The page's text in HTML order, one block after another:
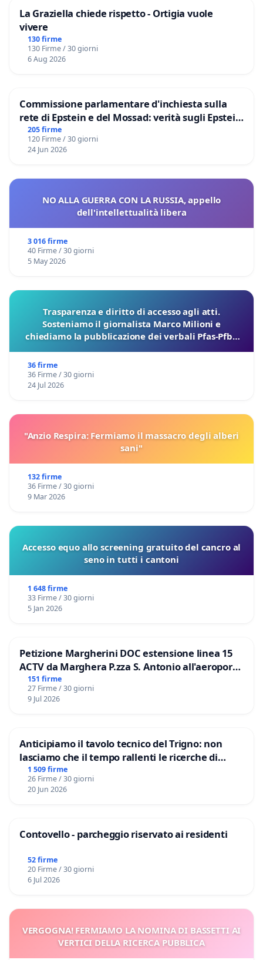
La Graziella chiede rispetto - Ortigia vuole
vivere
130 firme
130 Firme / 30 giorni
6 Aug 2026
Commissione parlamentare d'inchiesta sulla
rete di Epstein e del Mossad: verità sugli Epstein
Files
205 firme
120 Firme / 30 giorni
24 Jun 2026
NO ALLA GUERRA CON LA RUSSIA, appello
dell'intellettualità libera
3 016 firme
40 Firme / 30 giorni
5 May 2026
Trasparenza e diritto di accesso agli atti.
Sosteniamo il giornalista Marco Milioni e
chiediamo la pubblicazione dei verbali Pfas-Pfba
36 firme
36 Firme / 30 giorni
24 Jul 2026
"Anzio Respira: Fermiamo il massacro degli alberi
sani"
132 firme
36 Firme / 30 giorni
9 Mar 2026
Accesso equo allo screening gratuito del cancro al
seno in tutti i cantoni
1 648 firme
33 Firme / 30 giorni
5 Jan 2026
Petizione Margherini DOC estensione linea 15
ACTV da Marghera P.zza S. Antonio all'aeroporto
Marco Polo tariffa a € 1,50
151 firme
27 Firme / 30 giorni
9 Jul 2026
Anticipiamo il tavolo tecnico del Trigno: non
lasciamo che il tempo rallenti le ricerche di
Domenico Racanati
1 509 firme
26 Firme / 30 giorni
20 Jun 2026
Contovello - parcheggio riservato ai residenti
52 firme
20 Firme / 30 giorni
6 Jul 2026
VERGOGNA! FERMIAMO LA NOMINA DI BASSETTI AI
VERTICI DELLA RICERCA PUBBLICA